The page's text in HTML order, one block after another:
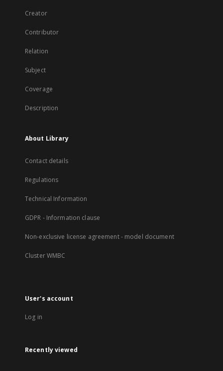
Creator
Contributor
Relation
Subject
Coverage
Description
About Library
Contact details
Regulations
Technical Information
GDPR - Information clause
Non-exclusive license agreement - model document
Cluster WMBC
User's account
Log in
Recently viewed